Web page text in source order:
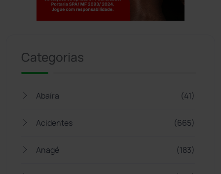
Categorias
Abaíra (41)
Acidentes (665)
Anagé (183)